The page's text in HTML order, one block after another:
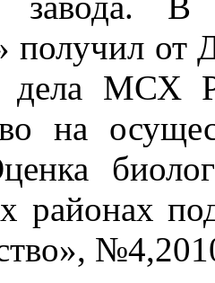
получил от
дела
на
районах